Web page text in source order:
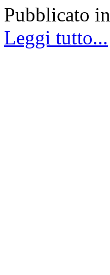
Pubblicato in
Leggi tutto...